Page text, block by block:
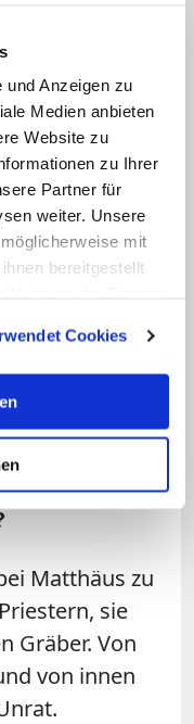
und Anzeigen zu
Medien anbieten
Website zu
zu Ihrer
Partner für
weiter. Unsere
mit
bereitgestellt
Cookies
fällt, bringt
schwer. Das
Frucht,
in der
denke ich
sollte
erzählen.
vor so viele
und
Was
Matthäus zu
sie
Gräber. Von
von innen